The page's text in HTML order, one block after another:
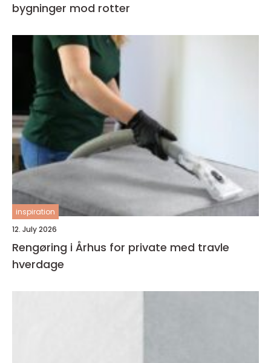
bygninger mod rotter
inspiration
12. July 2026
Rengøring i Århus for private med travle
hverdage